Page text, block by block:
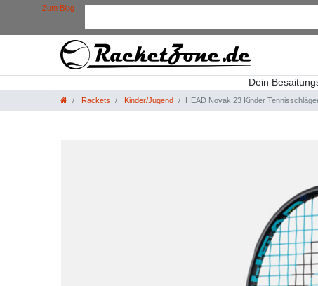
Zum Blog
Dein
Rackets Kinder/Jugend HEAD Novak 23 Kinder